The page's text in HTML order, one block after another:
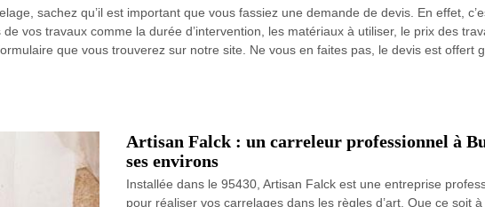
sachez qu’il est important que vous fassiez une demande de devis. En effet,
vos travaux comme la durée d’intervention, les matériaux à utiliser, le prix des
que vous trouverez sur notre site. Ne vous en faites pas, le devis est offert
Artisan Falck : un carreleur professionnel à
ses environs
Installée dans le 95430, Artisan Falck est une entreprise
pour réaliser vos carrelages dans les règles d’art. Que ce soit à